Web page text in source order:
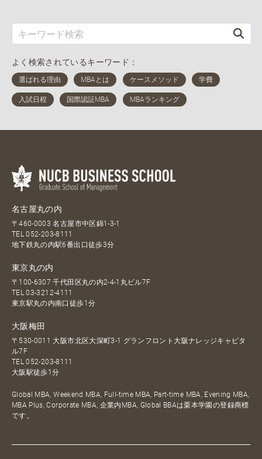
よく検索されているキーワード：
名古屋丸の内
〒460-0003 名古屋市中区錦1-3-1
TEL052-203-8111
地下鉄丸の内駅6番出口徒歩3分
東京丸の内
〒100-6307 千代田区丸の内2-4-1丸ビル7F
TEL03-3212-4111
東京駅丸の内南口徒歩1分
大阪梅田
〒530-0011 大阪市北区大深町3-1 グランフロント大阪ナレッジキャピタ
ル7F
TEL052-203-8111
大阪駅徒歩1分
Global MBA, Weekend MBA, Full-time MBA, Part-time MBA, Evening MBA,
MBA Plus, Corporate MBA, 企業内MBA, Global BBAは栗本学園の登録商標
です。